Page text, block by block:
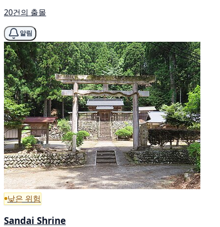
20건의 출몰
알림
낮은 위험
Sandai Shrine